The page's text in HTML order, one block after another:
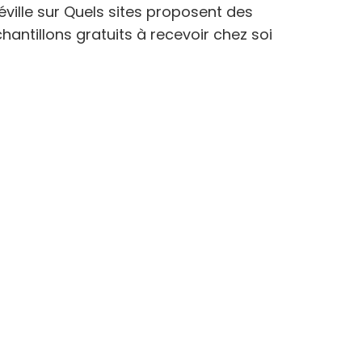
sur Quels sites proposent des
gratuits à recevoir chez soi